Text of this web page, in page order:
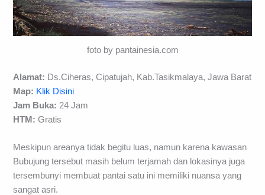
foto by pantainesia.com
Alamat: Ds.Ciheras, Cipatujah, Kab.Tasikmalaya, Jawa Barat
Map: Klik Disini
Jam Buka: 24 Jam
HTM: Gratis
Meskipun areanya tidak begitu luas, namun karena kawasan
Bubujung tersebut masih belum terjamah dan lokasinya juga
tersembunyi membuat pantai satu ini memiliki nuansa yang
sangat asri.